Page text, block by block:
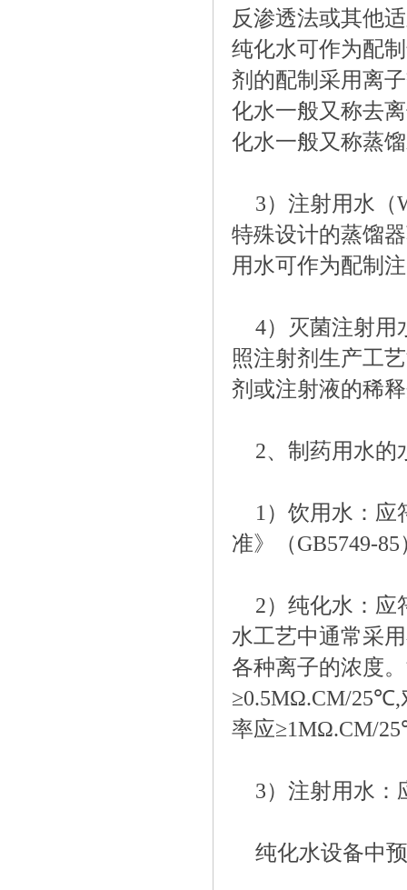
反渗透法或其他
纯化水可作为配
剂的配制采用离
化水一般又称去
化水一般又称蒸
3）注射用水（
特殊设计的蒸馏
用水可作为配制
4）灭菌注射用
照注射剂生产工
剂或注射液的稀
2、制药用水的
1）饮用水：应
准》（GB5749-85
2）纯化水：应
水工艺中通常采
各种离子的浓度
≥0.5MΩ.CM/25℃,
率应≥1MΩ.CM/
3）注射用水：
纯化水设备中